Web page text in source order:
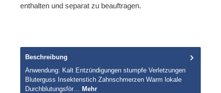
enthalten und separat zu beauftragen.
Beschreibung
Anwendung: Kalt Entzündigungen stumpfe Verletzungen
Bluterguss Insektenstich Zahnschmerzen Warm lokale
Durchblutungsför… Mehr